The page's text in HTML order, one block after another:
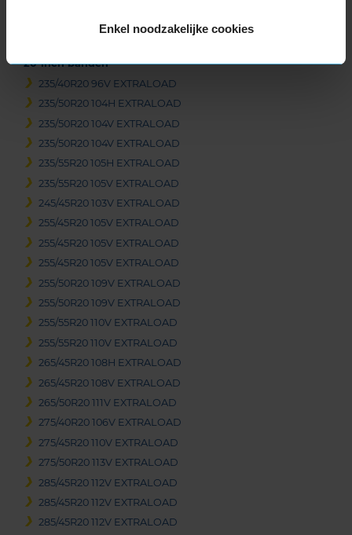
Enkel noodzakelijke cookies
255/65R19 114V EXTRALOAD
20-inch banden
235/40R20 96V EXTRALOAD
235/50R20 104H EXTRALOAD
235/50R20 104V EXTRALOAD
235/50R20 104V EXTRALOAD
235/55R20 105H EXTRALOAD
235/55R20 105V EXTRALOAD
245/45R20 103V EXTRALOAD
255/45R20 105V EXTRALOAD
255/45R20 105V EXTRALOAD
255/45R20 105V EXTRALOAD
255/50R20 109V EXTRALOAD
255/50R20 109V EXTRALOAD
255/55R20 110V EXTRALOAD
255/55R20 110V EXTRALOAD
265/45R20 108H EXTRALOAD
265/45R20 108V EXTRALOAD
265/50R20 111V EXTRALOAD
275/40R20 106V EXTRALOAD
275/45R20 110V EXTRALOAD
275/50R20 113V EXTRALOAD
285/45R20 112V EXTRALOAD
285/45R20 112V EXTRALOAD
285/45R20 112V EXTRALOAD